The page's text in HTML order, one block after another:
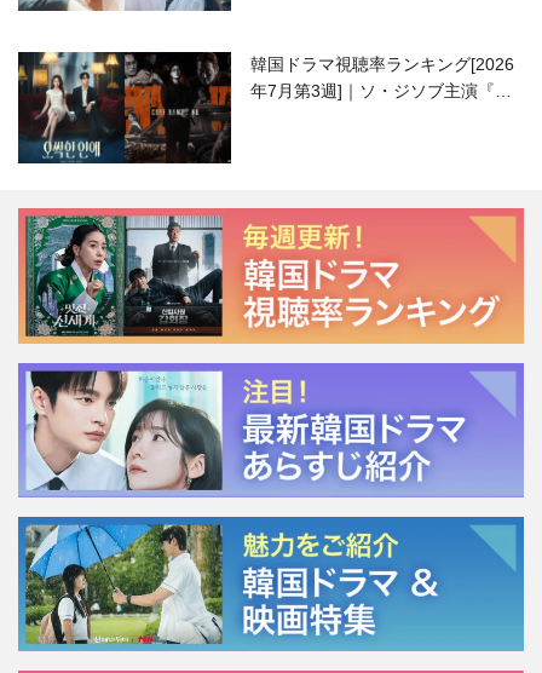
韓国ドラマ視聴率ランキング[2026
年7月第3週]｜ソ・ジソブ主演『エ